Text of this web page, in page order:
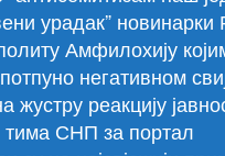
урадак”
Амфилохију
негативном
жустру реакцију
тима СНП за портал